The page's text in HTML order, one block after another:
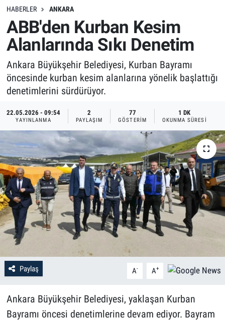
HABERLER ANKARA
ABB'den Kurban Kesim
Alanlarında Sıkı Denetim
Ankara Büyükşehir Belediyesi, Kurban Bayramı
öncesinde kurban kesim alanlarına yönelik başlattığı
denetimlerini sürdürüyor.
22.05.2026 - 09:54
YAYINLANMA
2
PAYLAŞIM
77
GÖSTERIM
1 DK
OKUNMA SÜRESI
Paylaş A- A+
Ankara Büyükşehir Belediyesi, yaklaşan Kurban
Bayramı öncesi denetimlerine devam ediyor. Bayram